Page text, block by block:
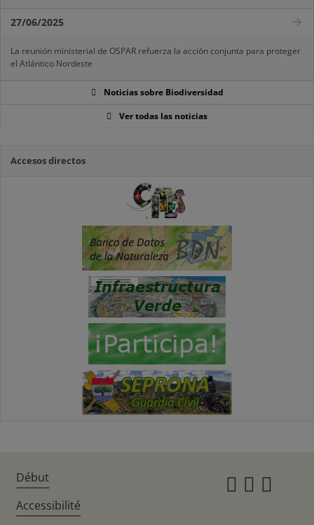
27/06/2025
La reunión ministerial de OSPAR refuerza la acción conjunta para proteger
el Atlántico Nordeste
Noticias sobre Biodiversidad
Ver todas las noticias
Accesos directos
Début
Accessibilité